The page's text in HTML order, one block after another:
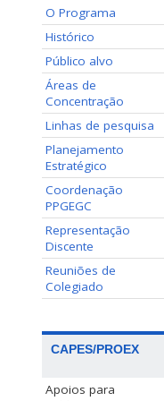
O Programa
Histórico
Público alvo
Áreas de
Concentração
Linhas de pesquisa
Planejamento
Estratégico
Coordenação
PPGEGC
Representação
Discente
Reuniões de
Colegiado
CAPES/PROEX
Apoios para